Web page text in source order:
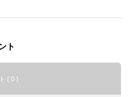
ト
( 0 )